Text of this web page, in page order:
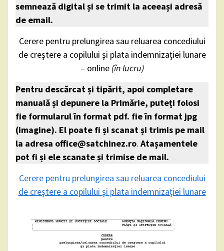
semnează digital și se trimit la aceeași adresă
de email.
Cerere pentru prelungirea sau reluarea concediului
de creștere a copilului și plata indemnizației lunare
– online (în lucru)
Pentru descărcat și tipărit, apoi completare
manuală și depunere la Primărie, puteți folosi
fie formularul în format pdf. fie în format jpg
(imagine). El poate fi și scanat și trimis pe mail
la adresa office@satchinez.ro. Atașamentele
pot fi și ele scanate și trimise de mail.
Cerere pentru prelungirea sau reluarea concediului
de creștere a copilului și plata indemnizației lunare